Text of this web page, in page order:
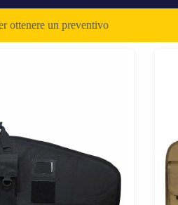
ottenere un preventivo